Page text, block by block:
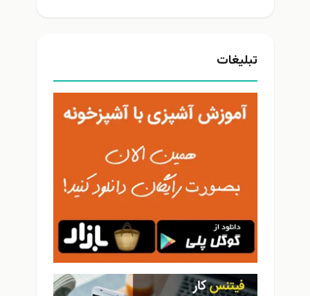
تبلیغات